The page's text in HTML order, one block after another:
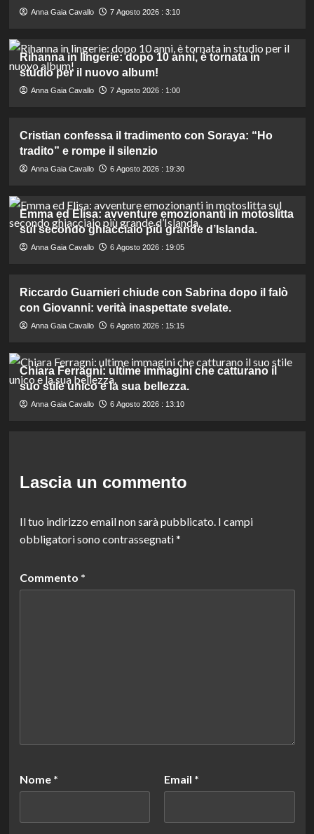
Anna Gaia Cavallo 7 Agosto 2026 : 3:10
Rihanna in lingerie: dopo 10 anni, è tornata in
studio per il nuovo album!
Anna Gaia Cavallo 7 Agosto 2026 : 1:00
Cristian confessa il tradimento con Soraya: “Ho
tradito” e rompe il silenzio
Anna Gaia Cavallo 6 Agosto 2026 : 19:30
Emma ed Elisa: avventure emozionanti in motoslitta
sul secondo ghiacciaio più grande d’Islanda.
Anna Gaia Cavallo 6 Agosto 2026 : 19:05
Riccardo Guarnieri chiude con Sabrina dopo il falò
con Giovanni: verità inaspettate svelate.
Anna Gaia Cavallo 6 Agosto 2026 : 15:15
Chiara Ferragni: ultime immagini che catturano il
suo stile unico e la sua bellezza.
Anna Gaia Cavallo 6 Agosto 2026 : 13:10
Lascia un commento
Il tuo indirizzo email non sarà pubblicato. I campi
obbligatori sono contrassegnati*
Commento *
Nome * Email *